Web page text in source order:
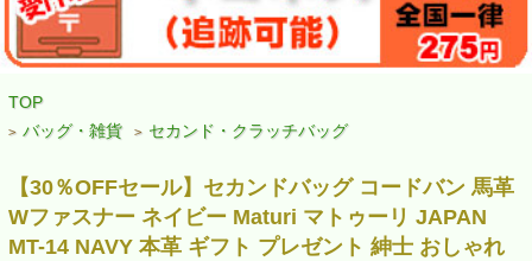
TOP
> バッグ・雑貨 > セカンド・クラッチバッグ
【30％OFFセール】セカンドバッグ コードバン 馬革
Wファスナー ネイビー Maturi マトゥーリ JAPAN
MT-14 NAVY 本革 ギフト プレゼント 紳士 おしゃれ